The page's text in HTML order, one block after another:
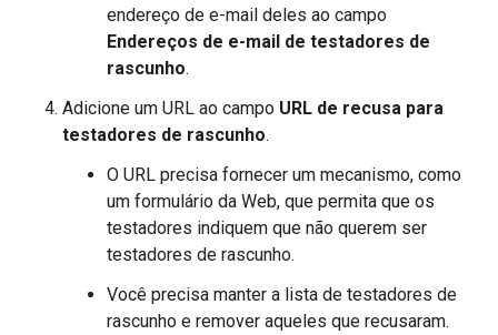
endereço de e-mail deles ao campo
Endereços de e-mail de testadores de
rascunho.
Adicione um URL ao campo URL de recusa para
testadores de rascunho.
O URL precisa fornecer um mecanismo, como
um formulário da Web, que permita que os
testadores indiquem que não querem ser
testadores de rascunho.
Você precisa manter a lista de testadores de
rascunho e remover aqueles que recusaram.